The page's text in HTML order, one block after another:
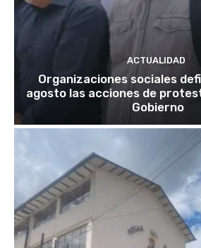
ACTUALIDAD
Organizaciones sociales
agosto las acciones de
Gobierno